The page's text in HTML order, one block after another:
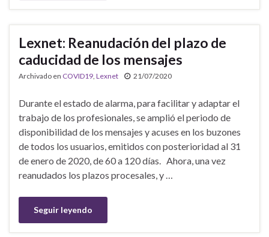
Lexnet: Reanudación del plazo de
caducidad de los mensajes
Archivado en COVID19 Lexnet 21/07/2020
Durante el estado de alarma, para facilitar y adaptar el
trabajo de los profesionales, se amplió el periodo de
disponibilidad de los mensajes y acuses en los buzones
de todos los usuarios, emitidos con posterioridad al 31
de enero de 2020, de 60 a 120 días. Ahora, una vez
reanudados los plazos procesales, y …
Seguir leyendo